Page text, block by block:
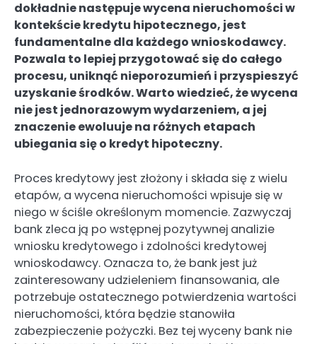
dokładnie następuje wycena nieruchomości w
kontekście kredytu hipotecznego, jest
fundamentalne dla każdego wnioskodawcy.
Pozwala to lepiej przygotować się do całego
procesu, uniknąć nieporozumień i przyspieszyć
uzyskanie środków. Warto wiedzieć, że wycena
nie jest jednorazowym wydarzeniem, a jej
znaczenie ewoluuje na różnych etapach
ubiegania się o kredyt hipoteczny.
Proces kredytowy jest złożony i składa się z wielu
etapów, a wycena nieruchomości wpisuje się w
niego w ściśle określonym momencie. Zazwyczaj
bank zleca ją po wstępnej pozytywnej analizie
wniosku kredytowego i zdolności kredytowej
wnioskodawcy. Oznacza to, że bank jest już
zainteresowany udzieleniem finansowania, ale
potrzebuje ostatecznego potwierdzenia wartości
nieruchomości, która będzie stanowiła
zabezpieczenie pożyczki. Bez tej wyceny bank nie